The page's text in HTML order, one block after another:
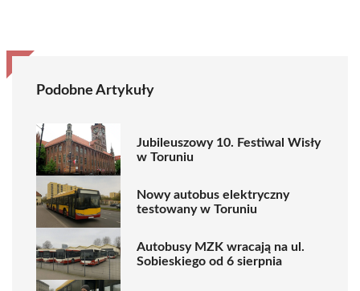
Podobne Artykuły
Jubileuszowy 10. Festiwal Wisły
w Toruniu
Nowy autobus elektryczny
testowany w Toruniu
Autobusy MZK wracają na ul.
Sobieskiego od 6 sierpnia